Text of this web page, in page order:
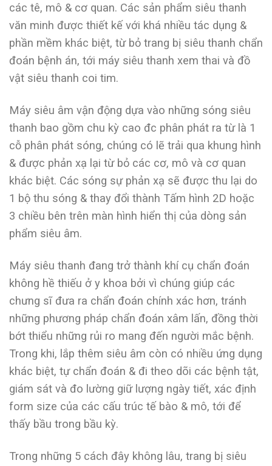
các tê, mô & cơ quan. Các sản phẩm siêu thanh
văn minh được thiết kế với khá nhiều tác dụng &
phần mềm khác biệt, từ bỏ trang bị siêu thanh chẩn
đoán bệnh án, tới máy siêu thanh xem thai và đồ
vật siêu thanh coi tim.
Máy siêu âm vận động dựa vào những sóng siêu
thanh bao gồm chu kỳ cao đc phân phát ra từ là 1
cỗ phân phát sóng, chúng có lẽ trải qua khung hình
& được phản xạ lại từ bỏ các cơ, mô và cơ quan
khác biệt. Các sóng sự phản xạ sẽ được thu lại do
1 bộ thu sóng & thay đổi thành Tấm hình 2D hoặc
3 chiều bên trên màn hình hiển thị của dòng sản
phẩm siêu âm.
Máy siêu thanh đang trở thành khí cụ chẩn đoán
không hề thiếu ở y khoa bởi vì chúng giúp các
chưng sĩ đưa ra chẩn đoán chính xác hơn, tránh
những phương pháp chẩn đoán xâm lấn, đồng thời
bớt thiểu những rủi ro mang đến người mắc bệnh.
Trong khi, lắp thêm siêu âm còn có nhiều ứng dụng
khác biệt, tự chẩn đoán & đi theo dõi các bệnh tật,
giám sát và đo lường giữ lượng ngày tiết, xác định
form size của các cấu trúc tế bào & mô, tới để
thấy bầu trong bầu kỳ.
Trong những 5 cách đây không lâu, trang bị siêu